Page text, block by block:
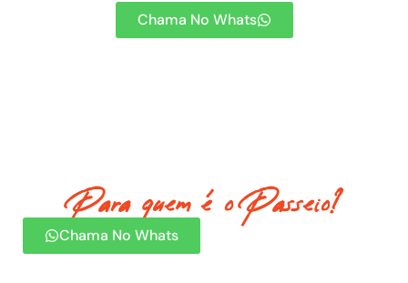
Chama No Whats
Para quem é o Passeio?
Chama No Whats